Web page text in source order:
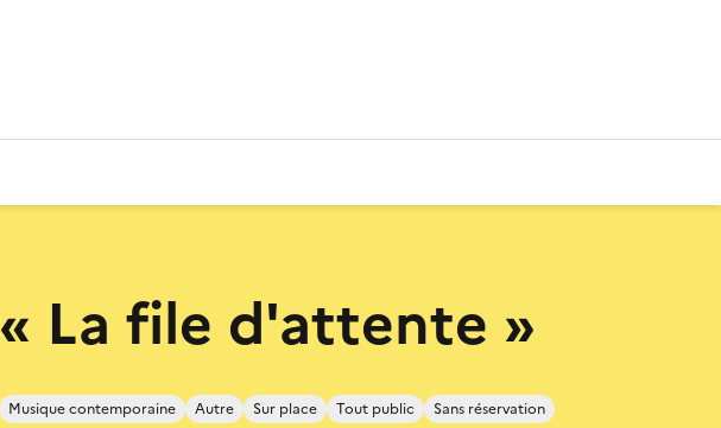
« La file d'attente »
Musique contemporaine Autre Sur place Tout public Sans réservation